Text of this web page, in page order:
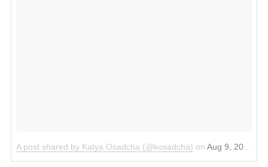
A post shared by Katya Osadcha (@kosadcha) on Aug 9, 2017 at 3:28am PDT